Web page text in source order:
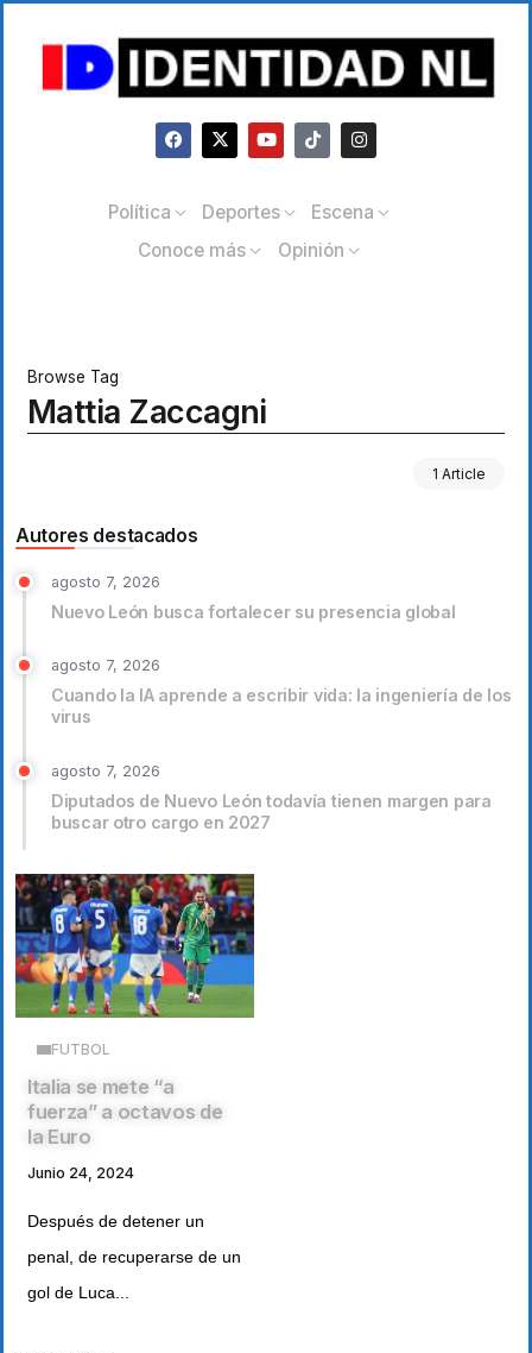
Política Deportes
Escena
Conoce más
Opinión
Browse Tag
Mattia Zaccagni
1 Article
Autores destacados
agosto 7, 2026
Nuevo León busca fortalecer su presencia global
agosto 7, 2026
Cuando la IA aprende a escribir vida: la ingeniería de los
virus
agosto 7, 2026
Diputados de Nuevo León todavía tienen margen para
buscar otro cargo en 2027
FUTBOL
Italia se mete “a
fuerza” a octavos de
la Euro
Junio 24, 2024
Después de detener un
penal, de recuperarse de un
gol de Luca...